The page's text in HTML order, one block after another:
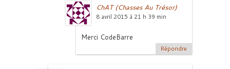
ChAT (Chasses Au Trésor)
8 avril 2015 à 21 h 39 min
Merci CodeBarre
Répondre